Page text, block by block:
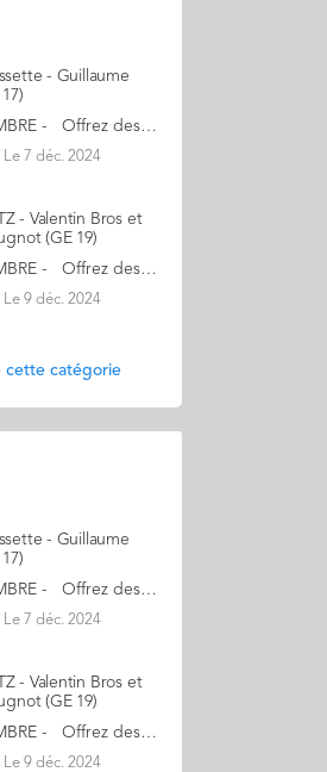
- Guillaume
- 7 DECEMBRE - Offrez des chaussettes uniques à travers des collaborations décalées - Art FUN - 20% de remise avec le code : AUDENCIA20 Qualité, durabilité et responsabilité Faire de belles chaussettes n’est pas suffisant. C’est pourquoi nous sommes très exigeants sur la qualité et le confort de nos produits pour garder vos pieds au chaud. Optez pour des chaussettes made in France en collaboration avec Astérix, La vache qui rit, Koh-Lanta, les Monsieur et Madame... sur des chaussettes classiques ou de sport. De très nombreux modèles vous attendent sur notre site... il y en a pour tous les goûts ! Grâce aux nouvelles matières recyclées, nous pouvons vous proposer des alternatives plus responsables pour réduire votre empreinte sur notre planète. Par ailleurs, 1% de votre achat est reversé à une association environnementale. "Label Chaussette propose des chaussettes en collaboration avec des artistes et des marques sous licence fabriquées localement et qui sortent de l'ordinaire. Nous travaillons aujourd'hui avec des entreprises sur la personnalisation comme Dior, Charal ou encore l'Elysée, et nous allons même bientôt faire des chaussettes pour Brad Pitt !! Vive la chaussette." Mon aventure a débuté… lors de l'échange en Asie de mon associé Xavier (Sauzay - GE 17 aussi) pendant nos années Audencia. Les chaussettes y sont omniprésentes. De retour, nous avons décidé de lancer notre marque en parallèle de nos premiers jobs, et la mayonnaise a pris. Nous avons donc lancé notre site après une campagne de précommande sur Ulule. Les premières collaborations avec deux grandes marques ont suivi ce qui a fait de Label Chaussette une marque bien positionnée. En savoir plus : label-chaussette.com Contact : guillaume@label-chaussette.com (Re)Découvrez votre CALENDRIER DE L'AVENT ici
Le 7 déc. 2024
- Valentin Bros et
(GE 19)
- 9 DECEMBRE - Offrez des bières festives naturelles - Peu sucrées et totalement innovantes - 20% de remise sur notre site avec le code : AUDENCIA20 Bières citron vert, gingembre, Mexican-style lager ! Nous proposons avec NATZ des bières au gout léger, désaltérantes, en toute simplicité ! Notre promesse est d'offrir enfin une alternative naturelle et peu sucrée à Desperados, Corona... Le début de notre aventure… Notre premier projet n'était pas dans l'univers de la bière... mais du vin avec le projet Millésime Audencia et la première cuvée de promo Audencia 2018. Un projet soutenu par la Fondation de l'école et dont l'ensemble des bénéfices permettaient de soutenir les projets entreprenariaux et culturels au sein de l'école. Nous avons ensuite voulu créer une marque pour diffuser notre vision de la convivialité et du partage...c'est comme ça que Natz est né ! En savoir plus : drinknatz.com Contact : florentin@drinknatz.com (Re)Découvrez votre CALENDRIER DE L'AVENT ici
Le 9 déc. 2024
cette catégorie
- Guillaume
- 7 DECEMBRE - Offrez des chaussettes uniques à travers des collaborations décalées - Art FUN - 20% de remise avec le code : AUDENCIA20 Qualité, durabilité et responsabilité Faire de belles chaussettes n’est pas suffisant. C’est pourquoi nous sommes très exigeants sur la qualité et le confort de nos produits pour garder vos pieds au chaud. Optez pour des chaussettes made in France en collaboration avec Astérix, La vache qui rit, Koh-Lanta, les Monsieur et Madame... sur des chaussettes classiques ou de sport. De très nombreux modèles vous attendent sur notre site... il y en a pour tous les goûts ! Grâce aux nouvelles matières recyclées, nous pouvons vous proposer des alternatives plus responsables pour réduire votre empreinte sur notre planète. Par ailleurs, 1% de votre achat est reversé à une association environnementale. "Label Chaussette propose des chaussettes en collaboration avec des artistes et des marques sous licence fabriquées localement et qui sortent de l'ordinaire. Nous travaillons aujourd'hui avec des entreprises sur la personnalisation comme Dior, Charal ou encore l'Elysée, et nous allons même bientôt faire des chaussettes pour Brad Pitt !! Vive la chaussette." Mon aventure a débuté… lors de l'échange en Asie de mon associé Xavier (Sauzay - GE 17 aussi) pendant nos années Audencia. Les chaussettes y sont omniprésentes. De retour, nous avons décidé de lancer notre marque en parallèle de nos premiers jobs, et la mayonnaise a pris. Nous avons donc lancé notre site après une campagne de précommande sur Ulule. Les premières collaborations avec deux grandes marques ont suivi ce qui a fait de Label Chaussette une marque bien positionnée. En savoir plus : label-chaussette.com Contact : guillaume@label-chaussette.com (Re)Découvrez votre CALENDRIER DE L'AVENT ici
Le 7 déc. 2024
- Valentin Bros et
(GE 19)
- 9 DECEMBRE - Offrez des bières festives naturelles - Peu sucrées et totalement innovantes - 20% de remise sur notre site avec le code : AUDENCIA20 Bières citron vert, gingembre, Mexican-style lager ! Nous proposons avec NATZ des bières au gout léger, désaltérantes, en toute simplicité ! Notre promesse est d'offrir enfin une alternative naturelle et peu sucrée à Desperados, Corona... Le début de notre aventure… Notre premier projet n'était pas dans l'univers de la bière... mais du vin avec le projet Millésime Audencia et la première cuvée de promo Audencia 2018. Un projet soutenu par la Fondation de l'école et dont l'ensemble des bénéfices permettaient de soutenir les projets entreprenariaux et culturels au sein de l'école. Nous avons ensuite voulu créer une marque pour diffuser notre vision de la convivialité et du partage...c'est comme ça que Natz est né ! En savoir plus : drinknatz.com Contact : florentin@drinknatz.com (Re)Découvrez votre CALENDRIER DE L'AVENT ici
Le 9 déc. 2024